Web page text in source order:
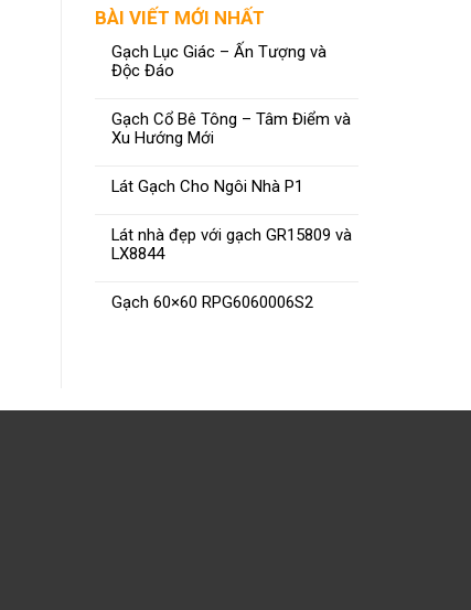
BÀI VIẾT MỚI NHẤT
Gạch Lục Giác – Ấn Tượng và
Độc Đáo
Gạch Cổ Bê Tông – Tâm Điểm và
Xu Hướng Mới
Lát Gạch Cho Ngôi Nhà P1
Lát nhà đẹp với gạch GR15809 và
LX8844
Gạch 60×60 RPG6060006S2